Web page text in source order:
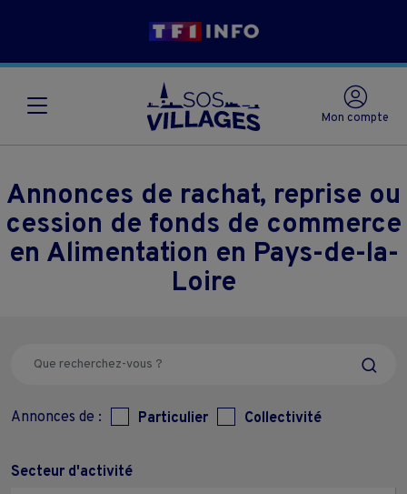
Mon compte
Annonces de rachat, reprise ou
cession de fonds de commerce
en Alimentation en Pays-de-la-
Loire
Annonces de : Particulier Collectivité
Secteur d'activité